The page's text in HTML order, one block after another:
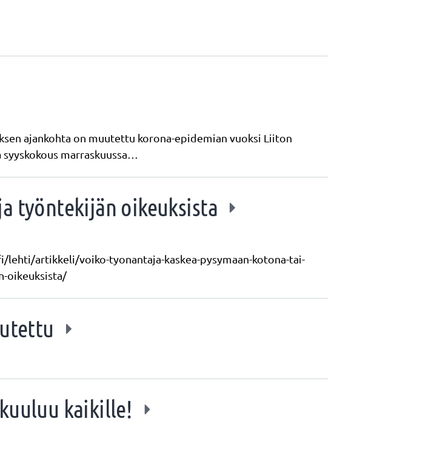
ajankohta on muutettu korona-epidemian vuoksi Liiton
marraskuussa…
työntekijän oikeuksista
artikkeli/voiko-tyonantaja-kaskea-pysymaan-kotona-tai-
oikeuksista/
kaikille!